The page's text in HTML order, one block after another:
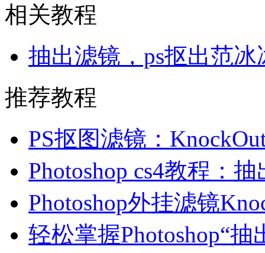
相关教程
抽出滤镜，ps抠出范
推荐教程
PS抠图滤镜：
Photoshop cs4教程：
Photoshop外挂滤镜
轻松掌握Photoshop“抽